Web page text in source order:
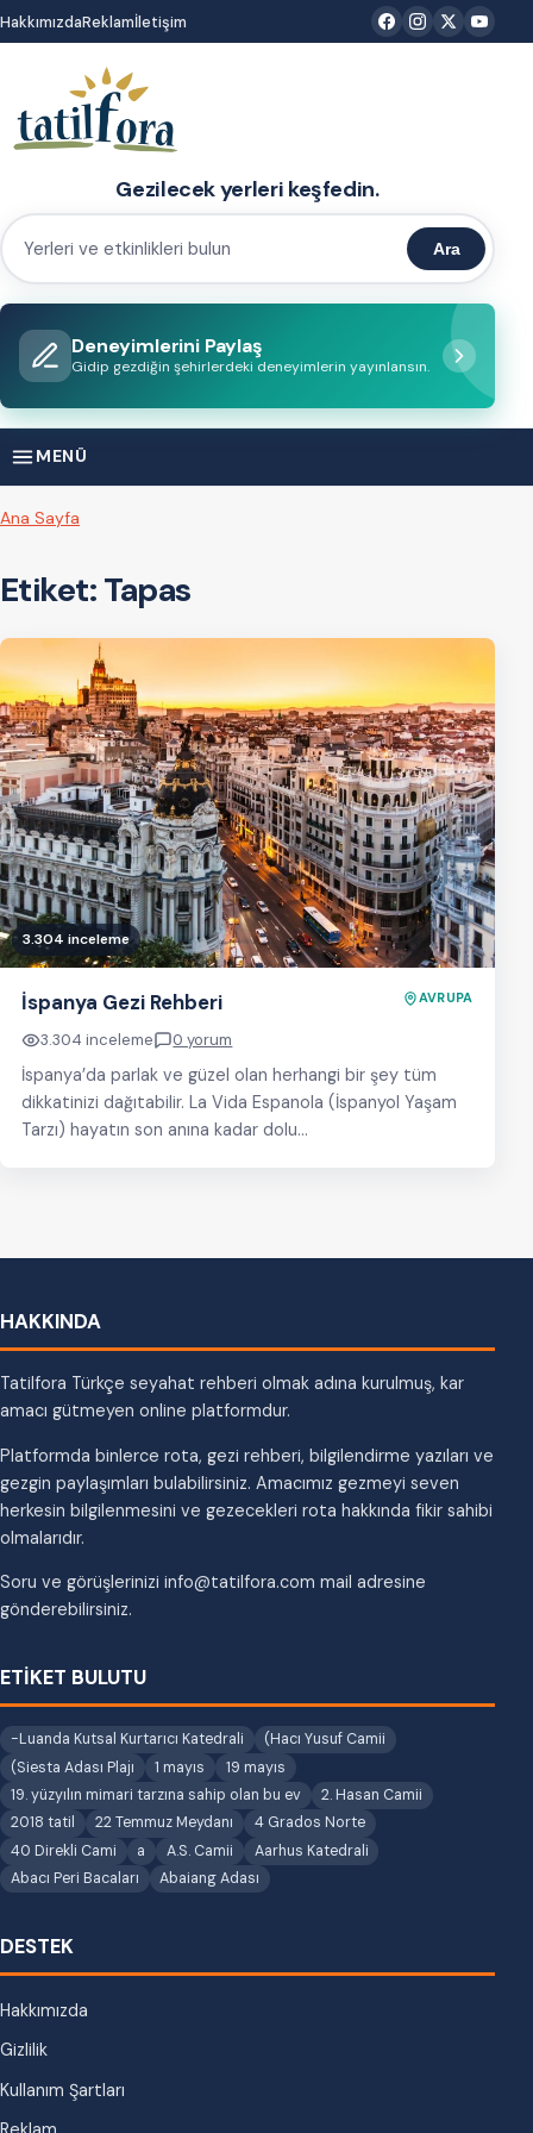
İçeriğe
atla
HakkımızdaReklamİletişim
Gezilecek yerleri keşfedin.
Yerleri
etkinlikleri
bulun
Ara
Deneyimlerini Paylaş
Gidip gezdiğin şehirlerdeki deneyimlerin yayınlansın.
MENÜ
Ana Sayfa
Etiket:Tapas
3.304 inceleme
İspanya Gezi Rehberi AVRUPA
3.304 inceleme 0 yorum
İspanya’da parlak ve güzel olan herhangi bir şey tüm
dikkatinizi dağıtabilir. La Vida Espanola (İspanyol Yaşam
Tarzı) hayatın son anına kadar dolu…
HAKKINDA
Tatilfora Türkçe seyahat rehberi olmak adına kurulmuş, kar
amacı gütmeyen online platformdur.
Platformda binlerce rota, gezi rehberi, bilgilendirme yazıları ve
gezgin paylaşımları bulabilirsiniz. Amacımız gezmeyi seven
herkesin bilgilenmesini ve gezecekleri rota hakkında fikir sahibi
olmalarıdır.
Soru ve görüşlerinizi info@tatilfora.com mail adresine
gönderebilirsiniz.
ETİKET BULUTU
-Luanda Kutsal Kurtarıcı Katedrali
(Hacı Yusuf Camii
(Siesta Adası Plajı
1 mayıs
19 mayıs
19. yüzyılın mimari tarzına sahip olan bu ev
2. Hasan Camii
2018 tatil
22 Temmuz Meydanı
4 Grados Norte
40 Direkli Cami
a A.S. Camii
Aarhus Katedrali
Abacı Peri Bacaları
Abaiang Adası
DESTEK
Hakkımızda
Gizlilik
Kullanım Şartları